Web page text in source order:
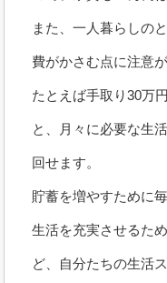
また、一人暮らしの
費がかさむ点に注意が
たとえば手取り30万
と、月々に必要な生
回せます。
貯蓄を増やすために
生活を充実させるた
ど、自分たちの生活